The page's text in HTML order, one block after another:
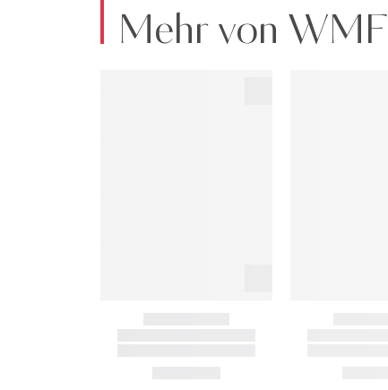
Mehr von WMF